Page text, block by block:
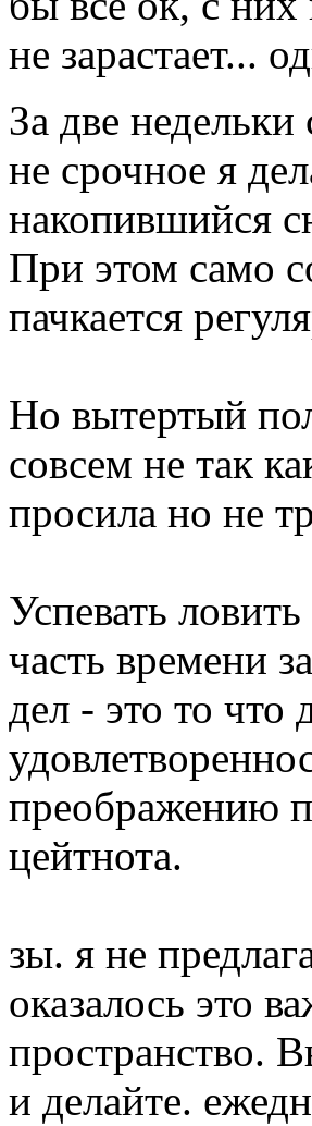
не зарастает...
За две
не срочное я
накопившийся
При этом само
пачкается
Но вытертый
совсем не так
просила но не
Успевать
часть времени
дел - это то что
преображению
цейтнота.
зы. я не
оказалось это
пространство.
и делайте.